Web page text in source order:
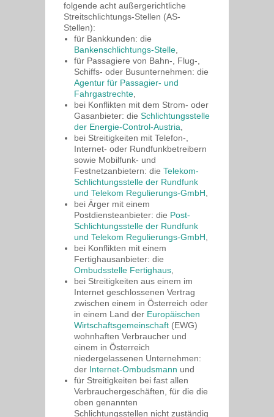
folgende acht außergerichtliche
Streitschlichtungs-Stellen (AS-
Stellen):
für Bankkunden: die
Bankenschlichtungs-Stelle
für Passagiere von Bahn-, Flug-,
Schiffs- oder Busunternehmen: die
Agentur für Passagier- und
Fahrgastrechte
bei Konflikten mit dem Strom- oder
Gasanbieter: die Schlichtungsstelle
der Energie-Control-Austria
bei Streitigkeiten mit Telefon-,
Internet- oder Rundfunkbetreibern
sowie Mobilfunk- und
Festnetzanbietern: die Telekom-
Schlichtungsstelle der Rundfunk
und Telekom Regulierungs-GmbH
bei Ärger mit einem
Postdiensteanbieter: die Post-
Schlichtungsstelle der Rundfunk
und Telekom Regulierungs-GmbH
bei Konflikten mit einem
Fertighausanbieter: die
Ombudsstelle Fertighaus
bei Streitigkeiten aus einem im
Internet geschlossenen Vertrag
zwischen einem in Österreich oder
in einem Land der Europäischen
Wirtschaftsgemeinschaft (EWG)
wohnhaften Verbraucher und
einem in Österreich
niedergelassenen Unternehmen:
der Internet-Ombudsmann und
für Streitigkeiten bei fast allen
Verbrauchergeschäften, für die die
oben genannten
Schlichtungsstellen nicht zuständig